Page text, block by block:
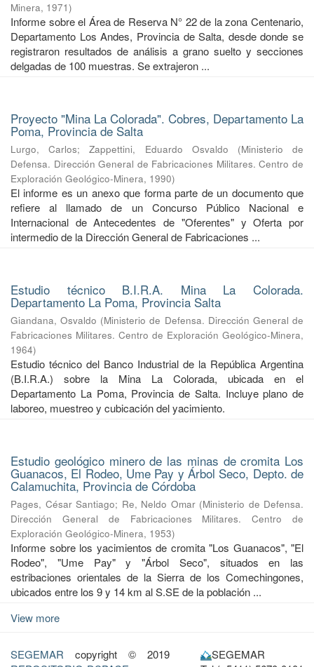
Minera, 1971)
Informe sobre el Área de Reserva N° 22 de la zona Centenario,
Departamento Los Andes, Provincia de Salta, desde donde se
registraron resultados de análisis a grano suelto y secciones
delgadas de 100 muestras. Se extrajeron ...
Proyecto "Mina La Colorada". Cobres, Departamento La
Poma, Provincia de Salta
Lurgo, Carlos;Zappettini, Eduardo Osvaldo (Ministerio de
Defensa. Dirección General de Fabricaciones Militares. Centro de
Exploración Geológico-Minera, 1990)
El informe es un anexo que forma parte de un documento que
refiere al llamado de un Concurso Público Nacional e
Internacional de Antecedentes de "Oferentes" y Oferta por
intermedio de la Dirección General de Fabricaciones ...
Estudio técnico B.I.R.A. Mina La Colorada.
Departamento La Poma, Provincia Salta
Giandana, Osvaldo (Ministerio de Defensa. Dirección General de
Fabricaciones Militares. Centro de Exploración Geológico-Minera,
1964)
Estudio técnico del Banco Industrial de la República Argentina
(B.I.R.A.) sobre la Mina La Colorada, ubicada en el
Departamento La Poma, Provincia de Salta. Incluye plano de
laboreo, muestreo y cubicación del yacimiento.
Estudio geológico minero de las minas de cromita Los
Guanacos, El Rodeo, Ume Pay y Árbol Seco, Depto. de
Calamuchita, Provincia de Córdoba
Pages, César Santiago; Re, Neldo Omar (Ministerio de Defensa.
Dirección General de Fabricaciones Militares. Centro de
Exploración Geológico-Minera, 1953)
Informe sobre los yacimientos de cromita "Los Guanacos", "El
Rodeo", "Ume Pay" y "Árbol Seco", situados en las
estribaciones orientales de la Sierra de los Comechingones,
ubicados entre los 9 y 14 km al S.SE de la población ...
View more
SEGEMAR copyright © 2019
SEGEMAR